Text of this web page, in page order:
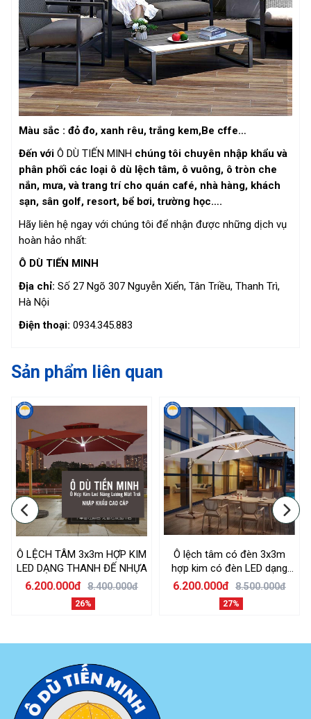
Màu sắc : đỏ đo, xanh rêu, trắng kem,Be cffe…
Đến với Ô DÙ TIẾN MINH chúng tôi chuyên nhập khẩu và
phân phối các loại ô dù lệch tâm, ô vuông, ô tròn che
nắn, mưa, và trang trí cho quán café, nhà hàng, khách
sạn, sân golf, resort, bể bơi, trường học….
Hãy liên hệ ngay với chúng tôi để nhận được những dịch vụ
hoàn hảo nhất:
Ô DÙ TIẾN MINH
Địa chỉ: Số 27 Ngõ 307 Nguyễn Xiển, Tân Triều, Thanh Trì,
Hà Nội
Điện thoại: 0934.345.883
Sản phẩm liên quan
Ô LỆCH TÂM 3x3m HỢP KIM
LED DẠNG THANH ĐẾ NHỰA
6.200.000đ 8.400.000đ
26%
Ô lệch tâm có đèn 3x3m
hợp kim có đèn LED dạng
thanh dài màu trắng kem đế
nhựa đổ nước
6.200.000đ 8.500.000đ
27%